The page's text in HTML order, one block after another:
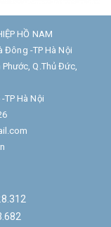
HỒ NAM
Đông -TP Hà Nội
Phước, Q.Thủ Đức,
TP Hà Nội